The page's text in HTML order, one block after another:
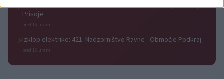
⚡Izklop elektrike: 429. Nadzorništvo Ravne - Območje Prevalje
Prisoje
pred 16 urami
⚡Izklop elektrike: 421. Nadzorništvo Ravne - Območje Podkraj
pred 16 urami